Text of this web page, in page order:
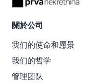
關於公司
我们的使命和愿景
我们的哲学
管理团队